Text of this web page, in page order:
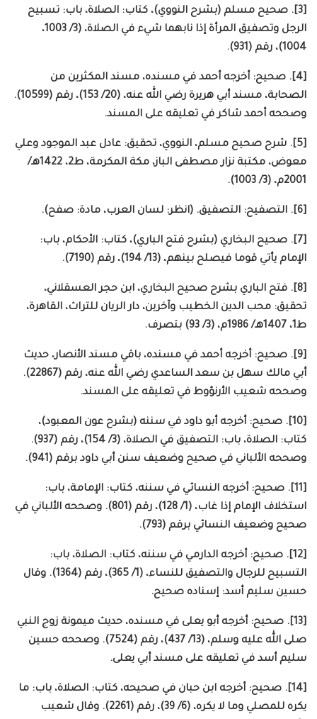
[3]. صحيح مسلم (بشرح النووي)، كتاب: الصلاة، باب: تسبيح
الرجل وتصفيق المرأة إذا نابهما شيء في الصلاة، (3/ 1003،
1004)، رقم (931).
[4]. صحيح: أخرجه أحمد في مسنده، مسند المكثرين من
الصحابة، مسند أبي هريرة رضي الله عنه، (20/ 153)، رقم (10599).
وصححه أحمد شاكر في تعليقه على المسند.
[5]. شرح صحيح مسلم، النووي، تحقيق: عادل عبد الموجود وعلي
معوض، مكتبة نزار مصطفى الباز، مكة المكرمة، ط2، 1422هـ/
2001م، (3/ 1003).
[6]. التصفيح: التصفيق. (انظر: لسان العرب، مادة: صفح).
[7]. صحيح البخاري (بشرح فتح الباري)، كتاب: الأحكام، باب:
الإمام يأتي قوما فيصلح بينهم، (13/ 194)، رقم (7190).
[8]. فتح الباري بشرح صحيح البخاري، ابن حجر العسقلاني،
تحقيق: محب الدين الخطيب وآخرين، دار الريان للتراث، القاهرة،
ط1، 1407هـ/ 1986م، (3/ 93) بتصرف.
[9]. صحيح: أخرجه أحمد في مسنده، باقي مسند الأنصار، حديث
أبي مالك سهل بن سعد الساعدي رضي الله عنه، رقم (22867).
وصححه شعيب الأرنؤوط في تعليقه على المسند.
[10]. صحيح: أخرجه أبو داود في سننه (بشرح عون المعبود)،
كتاب: الصلاة، باب: التصفيق في الصلاة، (3/ 154)، رقم (937).
وصححه الألباني في صحيح وضعيف سنن أبي داود برقم (941).
[11]. صحيح: أخرجه النسائي في سننه، كتاب: الإمامة، باب:
استخلاف الإمام إذا غاب، (1/ 128)، رقم (801). وصححه الألباني في
صحيح وضعيف النسائي برقم (793).
[12]. صحيح: أخرجه الدارمي في سننه، كتاب: الصلاة، باب:
التسبيح للرجال والتصفيق للنساء، (1/ 365)، رقم (1364). وقال
حسين سليم أسد: إسناده صحيح.
[13]. صحيح: أخرجه أبو يعلى في مسنده، حديث ميمونة زوج النبي
صلى الله عليه وسلم، (13/ 437)، رقم (7524). وصححه حسين
سليم أسد في تعليقه على مسند أبي يعلى.
[14]. صحيح: أخرجه ابن حبان في صحيحه، كتاب: الصلاة، باب: ما
يكره للمصلي وما لا يكره، (6/ 39)، رقم (2261). وقال شعيب